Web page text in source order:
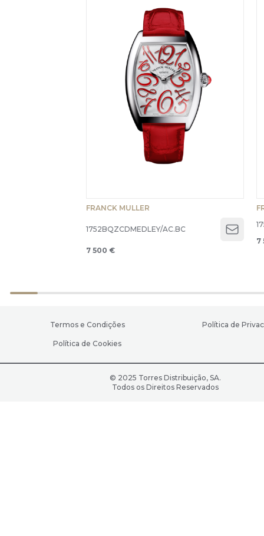
FRANCK MULLER
1752BQZCDMEDLEY/AC.BC
Open
7 500 €
7
Termos e Condições Política de
Política de Cookies
© 2025 Torres Distribuição, SA.
Todos os Direitos Reservados